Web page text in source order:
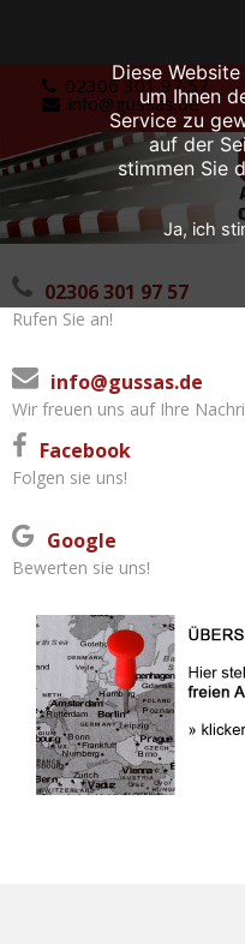
content
02306 301 97 57
info@gussas.de
02306 301 97 57
Rufen Sie an!
info@gussas.de
Wir freuen uns auf Ihre
Facebook
Folgen sie uns!
Google
Bewerten sie uns!
Diese
um Ihnen
Service zu
auf der
stimmen Sie
Ja, ich